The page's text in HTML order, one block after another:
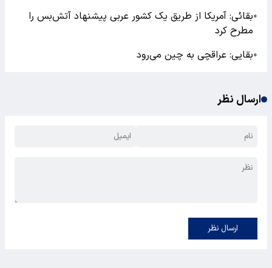
●بقائی: آمریکا از طریق یک کشور عربی پیشنهاد آتش‌بس را
مطرح کرد
●بقایی: عراقچی به چین می‌رود
ارسال نظر
ارسال نظر